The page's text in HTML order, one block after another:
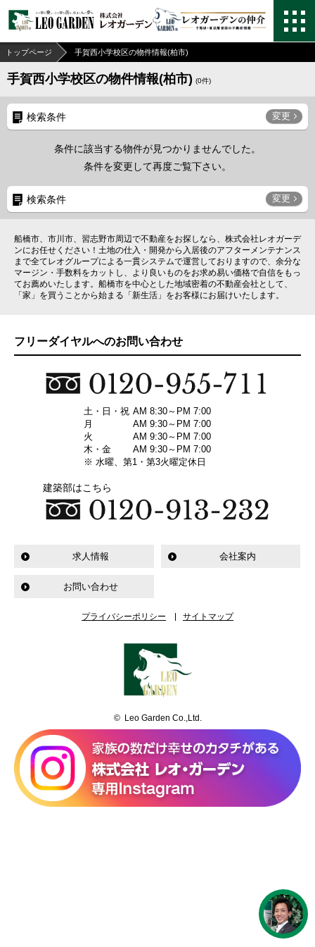
トップページ 手賀西小学校区の物件情報(柏市)
手賀西小学校区の物件情報(柏市) (0件)
検索条件 変更
条件に該当する物件が見つかりませんでした。
条件を変更して再度ご覧下さい。
検索条件 変更
船橋市、市川市、習志野市周辺で不動産をお探しなら、株式会社レオガーデ
ンにお任せください！土地の仕入・開発から入居後のアフターメンテナンス
まで全てレオグループによる一貫システムで運営しておりますので、余分な
マージン・手数料をカットし、より良いものをお求め易い価格で自信をもっ
てお薦めいたします。船橋市を中心とした地域密着の不動産会社として、
「家」を買うことから始まる「新生活」をお客様にお届けいたします。
フリーダイヤルへのお問い合わせ
土・日・祝 AM 8:30～PM 7:00
月
AM 9:30～PM 7:00
火
AM 9:30～PM 7:00
木・金
AM 9:30～PM 7:00
※ 水曜、第1・第3火曜定休日
建築部はこちら
求人情報 会社案内
お問い合わせ
プライバシーポリシー サイトマップ
© Leo Garden Co.,Ltd.